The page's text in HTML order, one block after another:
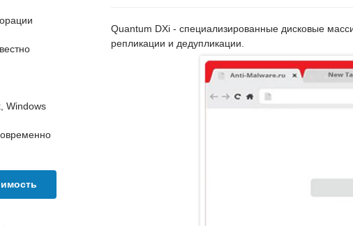
Windows
Quantum DXi - специализированные дисковые
репликации и дедупликации.